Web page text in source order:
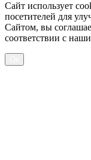
Сайт использует
посетителей для
Сайтом, вы
соответствии с